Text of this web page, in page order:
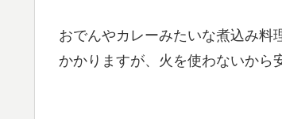
おでんやカレーみたいな煮込み料
かかりますが、火を使わないから